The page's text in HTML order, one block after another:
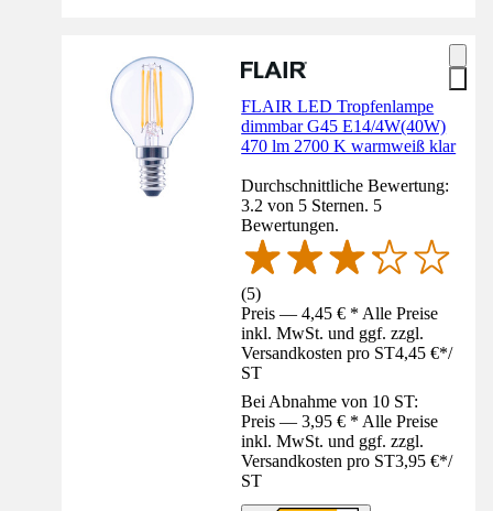
FLAIR LED Tropfenlampe
dimmbar G45 E14/4W(40W)
470 lm 2700 K warmweiß klar
Durchschnittliche Bewertung:
3.2 von 5 Sternen. 5
Bewertungen.
(5)
Preis — 4,45 € * Alle Preise
inkl. MwSt. und ggf. zzgl.
Versandkosten pro ST4,45 €*/
ST
Bei Abnahme von 10 ST:
Preis — 3,95 € * Alle Preise
inkl. MwSt. und ggf. zzgl.
Versandkosten pro ST3,95 €*/
ST